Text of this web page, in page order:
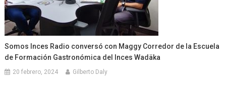
Somos Inces Radio conversó con Maggy Corredor de la Escuela
de Formación Gastronómica del Inces Wadäka
20 febrero, 2024 Gilberto Daly